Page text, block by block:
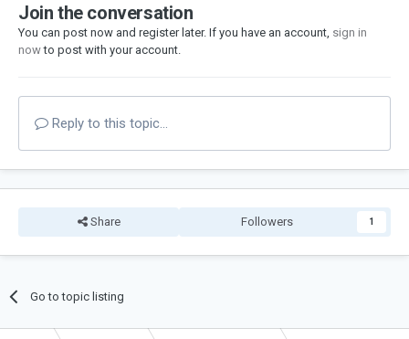
Join the conversation
You can post now and register later. If you have an account, sign in
nowto post with your account.
Reply to this topic...
Share Followers 1
Go to topic listing